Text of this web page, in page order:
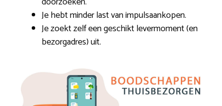
Je hebt minder last van impulsaankopen.
Je zoekt zelf een geschikt levermoment (en
bezorgadres) uit.